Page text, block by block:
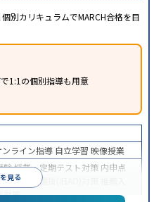
別カリキュラムでMARCH合格を目
1:1の個別指導も用意
見る
ンライン指導 自立学習 映像授業
験授業・定期テスト対策 内申点
着 総合型選抜(旧AO)対策
対策